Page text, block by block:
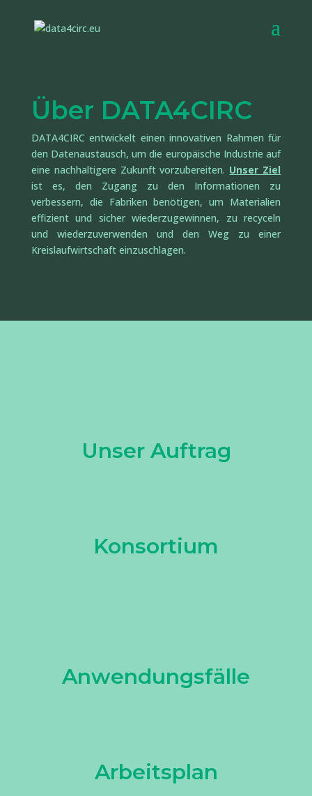
Über DATA4CIRC
DATA4CIRC entwickelt einen innovativen Rahmen für
den Datenaustausch, um die europäische Industrie auf
eine nachhaltigere Zukunft vorzubereiten. Unser Ziel
ist es, den Zugang zu den Informationen zu
verbessern, die Fabriken benötigen, um Materialien
effizient und sicher wiederzugewinnen, zu recyceln
und wiederzuverwenden und den Weg zu einer
Kreislaufwirtschaft einzuschlagen.
Unser Auftrag
Konsortium
Anwendungsfälle
Arbeitsplan